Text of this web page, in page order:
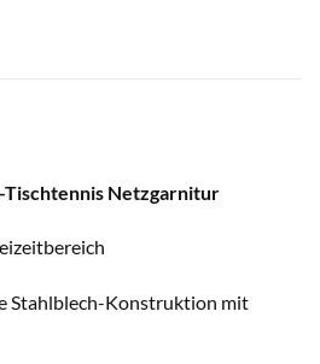
Netzgarnitur
Stahlblech-Konstruktion mit